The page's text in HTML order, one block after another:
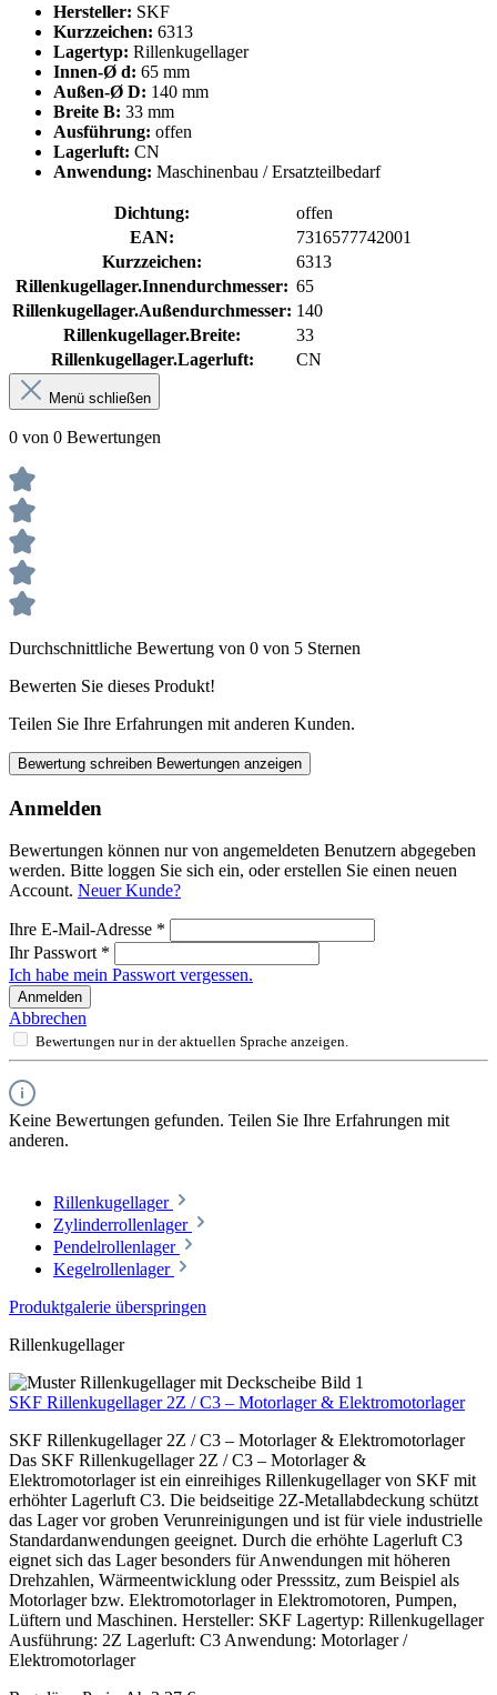
Hersteller: SKF
Kurzzeichen: 6313
Lagertyp: Rillenkugellager
Innen-Ø d: 65 mm
Außen-Ø D: 140 mm
Breite B: 33 mm
Ausführung: offen
Lagerluft: CN
Anwendung: Maschinenbau / Ersatzteilbedarf
Dichtung:
offen
EAN:
7316577742001
Kurzzeichen:
6313
Rillenkugellager.Innendurchmesser: 65
Rillenkugellager.Außendurchmesser: 140
Rillenkugellager.Breite:
33
Rillenkugellager.Lagerluft:
CN
Menü schließen
0 von 0 Bewertungen
Durchschnittliche Bewertung von 0 von 5 Sternen
Bewerten Sie dieses Produkt!
Teilen Sie Ihre Erfahrungen mit anderen Kunden.
Bewertung schreiben Bewertungen anzeigen
Anmelden
Bewertungen können nur von angemeldeten Benutzern abgegeben
werden. Bitte loggen Sie sich ein, oder erstellen Sie einen neuen
Account. Neuer Kunde?
Ihre E-Mail-Adresse *
Ihr Passwort *
Ich habe mein Passwort vergessen.
Anmelden
Abbrechen
Bewertungen nur in der aktuellen Sprache anzeigen.
Keine Bewertungen gefunden. Teilen Sie Ihre Erfahrungen mit
anderen.
Rillenkugellager
Zylinderrollenlager
Pendelrollenlager
Kegelrollenlager
Produktgalerie überspringen
Rillenkugellager
SKF Rillenkugellager 2Z / C3 – Motorlager & Elektromotorlager
SKF Rillenkugellager 2Z / C3 – Motorlager & Elektromotorlager
Das SKF Rillenkugellager 2Z / C3 – Motorlager &
Elektromotorlager ist ein einreihiges Rillenkugellager von SKF mit
erhöhter Lagerluft C3. Die beidseitige 2Z-Metallabdeckung schützt
das Lager vor groben Verunreinigungen und ist für viele industrielle
Standardanwendungen geeignet. Durch die erhöhte Lagerluft C3
eignet sich das Lager besonders für Anwendungen mit höheren
Drehzahlen, Wärmeentwicklung oder Presssitz, zum Beispiel als
Motorlager bzw. Elektromotorlager in Elektromotoren, Pumpen,
Lüftern und Maschinen. Hersteller: SKF Lagertyp: Rillenkugellager
Ausführung: 2Z Lagerluft: C3 Anwendung: Motorlager /
Elektromotorlager